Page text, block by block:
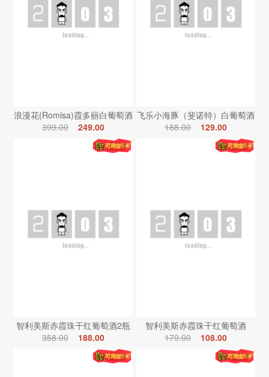
浪漫花(Romisa)霞多丽白葡萄酒
399.00
249.00
飞乐小海豚（斐诺特）白葡萄酒
188.00
129.00
智利美斯赤霞珠干红葡萄酒2瓶
358.00
188.00
智利美斯赤霞珠干红葡萄酒
179.00
108.00